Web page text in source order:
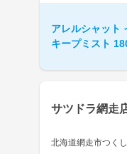
アレルシャット
キープミスト
サツドラ網走
北海道網走市つく